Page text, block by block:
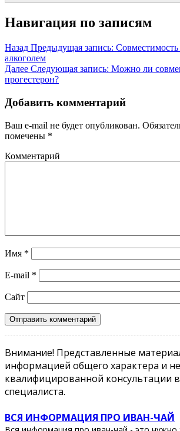
Навигация по записям
Назад Предыдущая запись: Совместимость
алкоголем
Далее Следующая запись: Можно ли
прогестерон?
Добавить комментарий
Ваш e-mail не будет опубликован.
помечены *
Комментарий
Имя *
E-mail *
Сайт
Внимание! Представленные
информацией общего характера и
квалифицированной консультации
специалиста.
ВСЯ ИНФОРМАЦИЯ ПРО ИВАН-ЧАЙ